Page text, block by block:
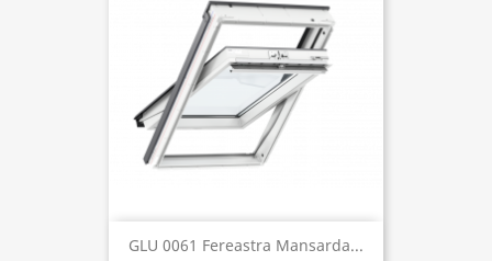
GLU 0061 Fereastra Mansarda...